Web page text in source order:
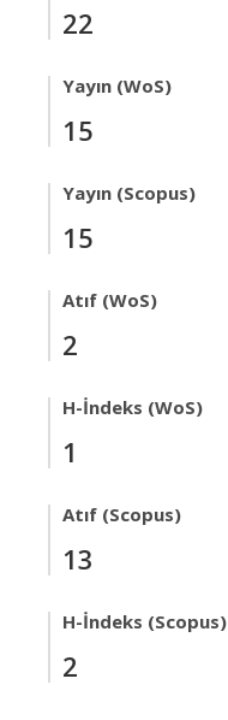
22
Yayın (WoS)
15
Yayın (Scopus)
15
Atıf (WoS)
2
H-İndeks (WoS)
1
Atıf (Scopus)
13
H-İndeks (Scopus)
2